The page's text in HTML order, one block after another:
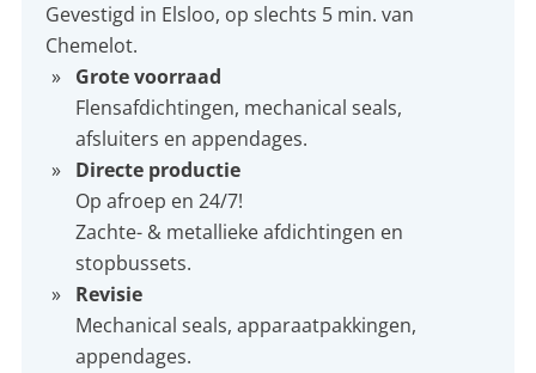
Gevestigd in Elsloo, op slechts 5 min. van
Chemelot.
Grote voorraad
Flensafdichtingen, mechanical seals,
afsluiters en appendages.
Directe productie
Op afroep en 24/7!
Zachte- & metallieke afdichtingen en
stopbussets.
Revisie
Mechanical seals, apparaatpakkingen,
appendages.